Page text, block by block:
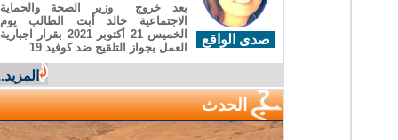
صدى الواقع
بعد خروج وزير الصحة والحماية
الاجتماعية خالد أبت الطالب يوم
الخميس 21 أكتوبر 2021 بقرار اجبارية
العمل بجواز التلقيح ضد كوفيد 19
المزيد...
الحدث